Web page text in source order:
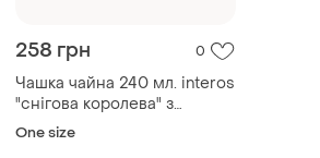
258 грн 0
Чашка чайна 240 мл. interos
"снігова королева" з
блюдцем (квадратна)
One size